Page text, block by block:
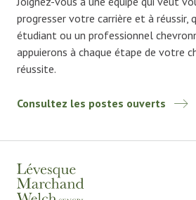
progresser votre carrière et à réussir,
étudiant ou un professionnel
appuierons à chaque étape de votre
réussite.
Consultez les postes ouverts